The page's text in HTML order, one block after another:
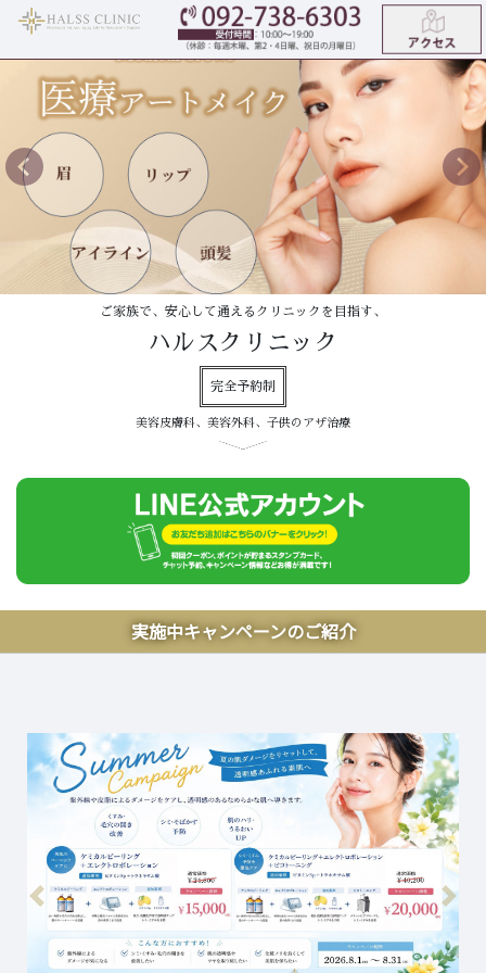
前へ 次
ご家族で、安心して通えるクリニックを目指す、
ハルスクリニック
完全予約制
美容皮膚科、美容外科、子供のアザ治療
実施中キャンペーンのご紹介
前へ 次へ